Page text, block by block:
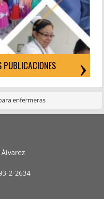
PUBLICACIONES
enfermeras
2-2634